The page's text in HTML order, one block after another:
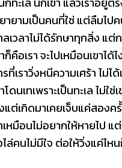
ายามเป็นคนที่ใช่ แต่ลืมไป
ลเวลาไม่ได้รักษาทุกสิ่ง แ
ก็คือเรา จะไปเหมือนเขาได้ไ
ที่เราวิ่งหนีความเศร้า ไม่ไ
โดนเทเพราะเป็นทะเล ไม่ใช่เ
แต่เกิดมาเคยเจ็บแค่สองค
เหมือนไม่อยากให้หายไป แ
ไล่คนไม่มีใจ ต่อให้วิ่งแค่ไห